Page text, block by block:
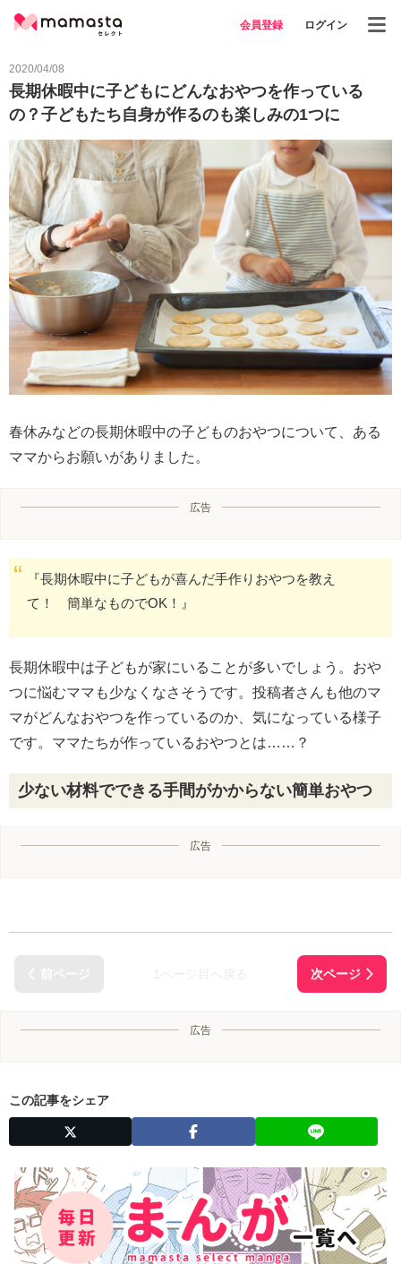
会員登録 ログイン
2020/04/08
長期休暇中に子どもにどんなおやつを作っている
の？子どもたち自身が作るのも楽しみの1つに
春休みなどの長期休暇中の子どものおやつについて、ある
ママからお願いがありました。
広告
『長期休暇中に子どもが喜んだ手作りおやつを教え
て！ 簡単なものでOK！』
長期休暇中は子どもが家にいることが多いでしょう。おや
つに悩むママも少なくなさそうです。投稿者さんも他のマ
マがどんなおやつを作っているのか、気になっている様子
です。ママたちが作っているおやつとは……？
少ない材料でできる手間がかからない簡単おやつ
広告
広告
この記事をシェア